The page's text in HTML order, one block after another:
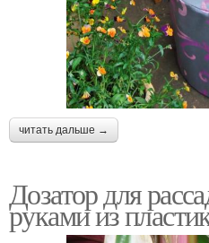
читать дальше →
Дозатор для
руками из